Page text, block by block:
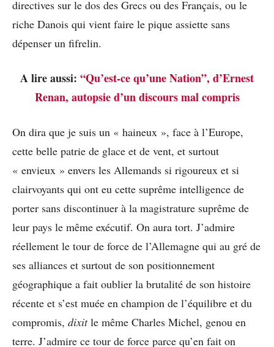
directives sur le dos des Grecs ou des Français, ou le
riche Danois qui vient faire le pique assiette sans
dépenser un fifrelin.
A lire aussi: “Qu’est-ce qu’une Nation”, d’Ernest
Renan, autopsie d’un discours mal compris
On dira que je suis un « haineux », face à l’Europe,
cette belle patrie de glace et de vent, et surtout
« envieux » envers les Allemands si rigoureux et si
clairvoyants qui ont eu cette suprême intelligence de
porter sans discontinuer à la magistrature suprême de
leur pays le même exécutif. On aura tort. J’admire
réellement le tour de force de l’Allemagne qui au gré de
ses alliances et surtout de son positionnement
géographique a fait oublier la brutalité de son histoire
récente et s’est muée en champion de l’équilibre et du
compromis, dixitle même Charles Michel, genou en
terre. J’admire ce tour de force parce qu’en fait on